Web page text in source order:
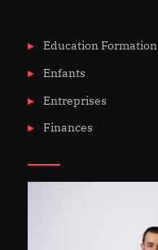
Education Formation
Enfants
Entreprises
Finances